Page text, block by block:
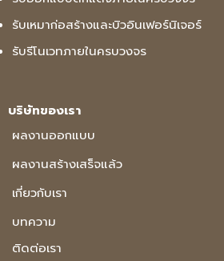
รับเหมาก่อสร้างและบิวอินเฟอร์นิเจอร์
รับรีโนเวทภายในครบวงจร
ริษัทของเรา
ผลงานออกแบบ
ผลงานสร้างเสร็จแล้ว
เกี่ยวกับเรา
บทความ
ติดต่อเรา